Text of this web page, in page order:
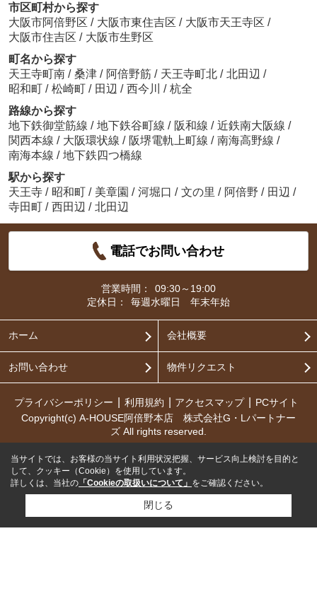
市区町村から探す
大阪市阿倍野区 / 大阪市東住吉区 / 大阪市天王寺区 /
大阪市住吉区 / 大阪市生野区
町名から探す
天王寺町南 / 桑津 / 阿倍野筋 / 天王寺町北 / 北田辺 /
昭和町 / 松崎町 / 田辺 / 西今川 / 杭全
路線から探す
地下鉄御堂筋線 / 地下鉄谷町線 / 阪和線 / 近鉄南大阪線 /
関西本線 / 大阪環状線 / 阪堺電軌上町線 / 南海高野線 /
南海本線 / 地下鉄四つ橋線
駅から探す
天王寺 / 昭和町 / 美章園 / 河堀口 / 文の里 / 阿倍野 / 田辺 /
寺田町 / 西田辺 / 北田辺
電話でお問い合わせ
営業時間：
09:30～19:00
定休日：
毎週水曜日 年末年始
ホーム 会社概要
お問い合わせ 物件リクエスト
プライバシーポリシー 利用規約 アクセスマップ
PCサイト
Copyright(c) A-HOUSE阿倍野本店 株式会社G・Lパートナー
ズ All rights reserved.
当サイトでは、お客様の当サイト利用状況把握、サービス向上検討を目的と
して、クッキー（Cookie）を使用しています。
詳しくは、当社の 「Cookieの取扱いについて」 をご確認ください。
閉じる